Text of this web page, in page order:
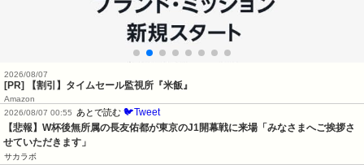
2026/08/07
[PR] 【割引】タイムセール監視所『米飯』
Amazon
2026/08/07 00:55
あとで読む 🐦Tweet
【悲報】W杯後無所属の長友佑都が東京のJ1開幕戦に来場「みなさまへご挨拶さ
せていただきます」
サカラボ